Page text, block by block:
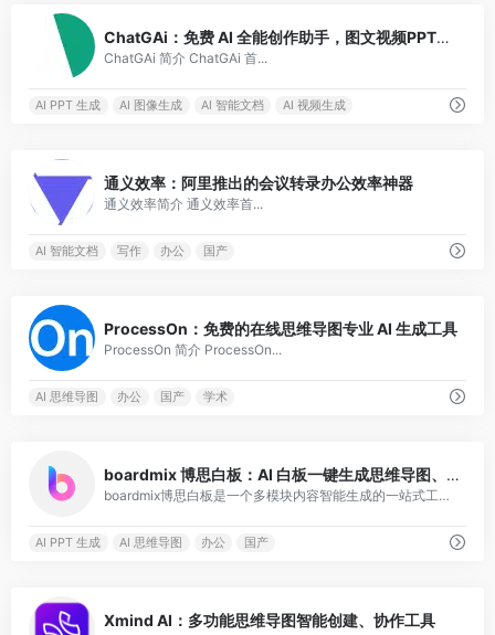
ChatGAi：免费 AI 全能创作助手，图文视频PPT一键掌握
ChatGAi 简介 ChatGAi 首...
AI PPT 生成 AI 图像生成 AI 智能文档 AI 视频生成
通义效率：阿里推出的会议转录办公效率神器
通义效率简介 通义效率首...
AI 智能文档 写作 办公 国产
ProcessOn：免费的在线思维导图专业 AI 生成工具
ProcessOn 简介 ProcessOn...
AI 思维导图 办公 国产 学术
boardmix 博思白板：AI 白板一键生成思维导图、PPT
boardmix博思白板是一个多模块内容智能生成的一站式工作平台，可以生成图文、PPT、思维导图、代码等内容。
AI PPT 生成 AI 思维导图 办公 国产
Xmind AI：多功能思维导图智能创建、协作工具